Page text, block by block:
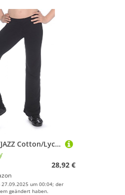
Roch Valley CTJAZZ Cotton/Lycra Boot Leg Jazz Pants 9-10 Jahre Schwarz
28,92 €
um 00:04; der
geändert haben.